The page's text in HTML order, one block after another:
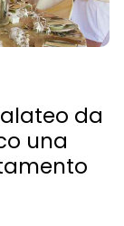
da
una